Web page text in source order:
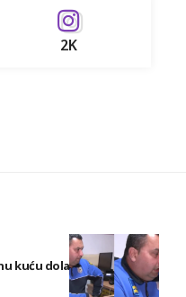
2K
kuću dolazi ljubavnik